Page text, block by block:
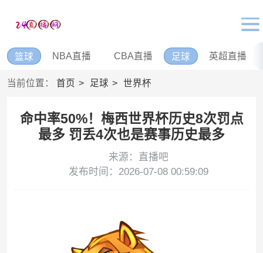
篮球 NBA直播 CBA直播 足球 英超直播
当前位置： 首页 足球 世界杯
命中率50%！梅西世界杯历史8次罚点
最多 罚丢4次也是赛事历史最多
来源：直播吧
发布时间：2026-07-08 00:59:09